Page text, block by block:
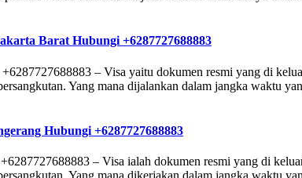
Barat Hubungi +6287727688883
– Visa yaitu dokumen resmi yang di
Yang mana dijalankan dalam jangka waktu
Hubungi +6287727688883
– Visa ialah dokumen resmi yang di